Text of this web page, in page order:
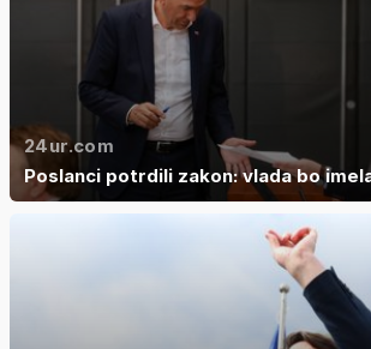
24ur.com
Poslanci potrdili zakon: vlada bo